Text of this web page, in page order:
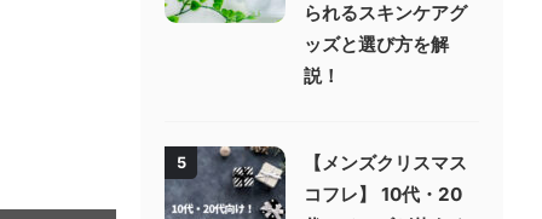
られるスキンケアグ
ッズと選び方を解
説！
5
【メンズクリスマス
コフレ】 10代・20